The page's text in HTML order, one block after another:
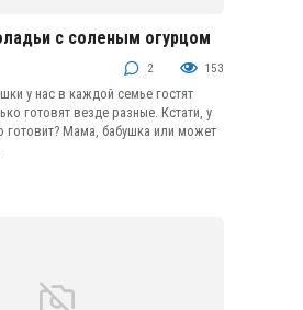
с соленым огурцом
2 153
у нас в каждой семье гостят
готовят везде разные. Кстати, у
готовит? Мама, бабушка или может